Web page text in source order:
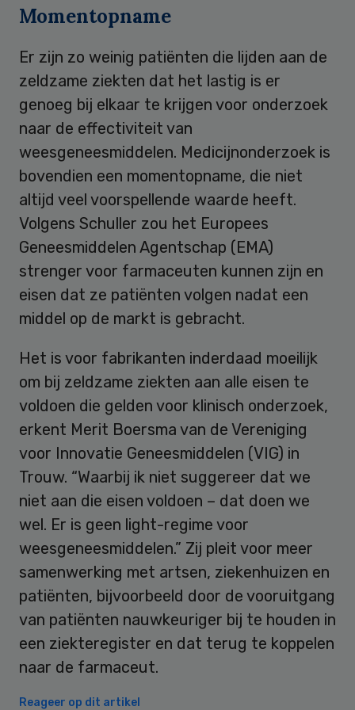
Momentopname
Er zijn zo weinig patiënten die lijden aan de
zeldzame ziekten dat het lastig is er
genoeg bij elkaar te krijgen voor onderzoek
naar de effectiviteit van
weesgeneesmiddelen. Medicijnonderzoek is
bovendien een momentopname, die niet
altijd veel voorspellende waarde heeft.
Volgens Schuller zou het Europees
Geneesmiddelen Agentschap (EMA)
strenger voor farmaceuten kunnen zijn en
eisen dat ze patiënten volgen nadat een
middel op de markt is gebracht.
Het is voor fabrikanten inderdaad moeilijk
om bij zeldzame ziekten aan alle eisen te
voldoen die gelden voor klinisch onderzoek,
erkent Merit Boersma van de Vereniging
voor Innovatie Geneesmiddelen (VIG) in
Trouw. “Waarbij ik niet suggereer dat we
niet aan die eisen voldoen – dat doen we
wel. Er is geen light-regime voor
weesgeneesmiddelen.” Zij pleit voor meer
samenwerking met artsen, ziekenhuizen en
patiënten, bijvoorbeeld door de vooruitgang
van patiënten nauwkeuriger bij te houden in
een ziekteregister en dat terug te koppelen
naar de farmaceut.
Reageer op dit artikel